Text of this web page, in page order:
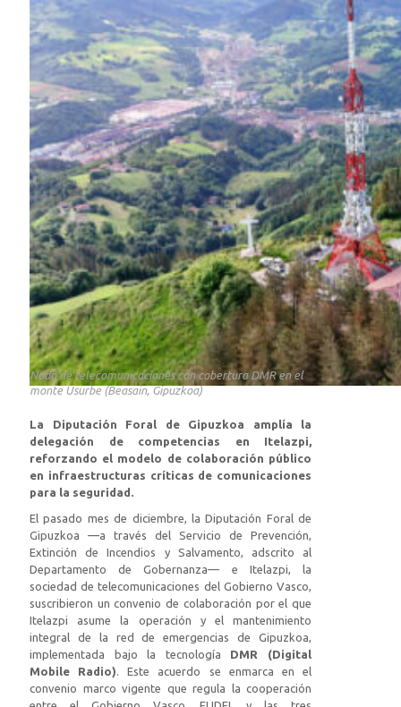
Nodo de telecomunicaciones con cobertura DMR en el
monte Usurbe (Beasain, Gipuzkoa)
La Diputación Foral de Gipuzkoa amplía la
delegación de competencias en Itelazpi,
reforzando el modelo de colaboración público
en infraestructuras críticas de comunicaciones
para la seguridad.
El pasado mes de diciembre, la Diputación Foral de
Gipuzkoa —a través del Servicio de Prevención,
Extinción de Incendios y Salvamento, adscrito al
Departamento de Gobernanza— e Itelazpi, la
sociedad de telecomunicaciones del Gobierno Vasco,
suscribieron un convenio de colaboración por el que
Itelazpi asume la operación y el mantenimiento
integral de la red de emergencias de Gipuzkoa,
implementada bajo la tecnología DMR (Digital
Mobile Radio). Este acuerdo se enmarca en el
convenio marco vigente que regula la cooperación